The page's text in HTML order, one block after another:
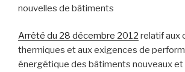
nouvelles de bâtiments
Arrêté du 28 décembre 2012 relatif aux
thermiques et aux exigences de
énergétique des bâtiments nouveaux